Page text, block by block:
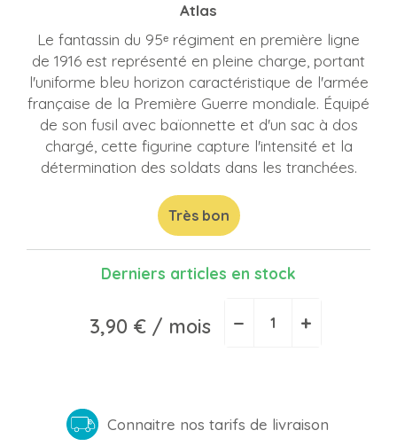
Atlas
Le fantassin du 95ᵉ régiment en première ligne
de 1916 est représenté en pleine charge, portant
l'uniforme bleu horizon caractéristique de l'armée
française de la Première Guerre mondiale. Équipé
de son fusil avec baïonnette et d'un sac à dos
chargé, cette figurine capture l'intensité et la
détermination des soldats dans les tranchées.
Très bon
Derniers articles en stock
3,90 €/ mois − +
Connaitre nos tarifs de livraison